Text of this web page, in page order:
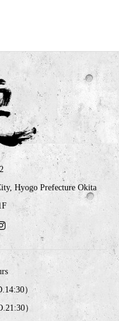
Hyogo Prefecture Okita
）
）